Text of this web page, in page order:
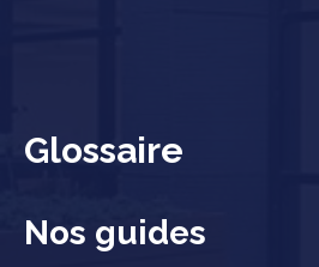
Glossaire
Nos guides